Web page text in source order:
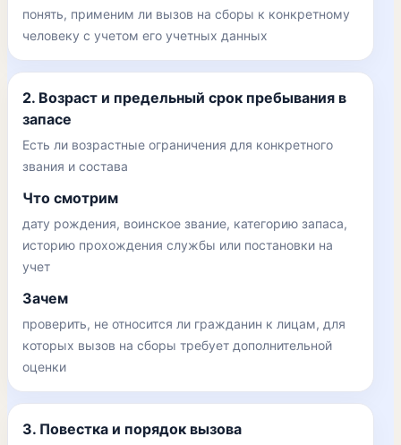
понять, применим ли вызов на сборы к конкретному
человеку с учетом его учетных данных
2. Возраст и предельный срок пребывания в
запасе
Есть ли возрастные ограничения для конкретного
звания и состава
Что смотрим
дату рождения, воинское звание, категорию запаса,
историю прохождения службы или постановки на
учет
Зачем
проверить, не относится ли гражданин к лицам, для
которых вызов на сборы требует дополнительной
оценки
3. Повестка и порядок вызова